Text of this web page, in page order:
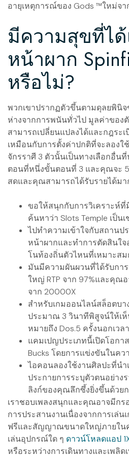
อายุเหตุการณ์ของ Gods ™ใหม่จา
มีความสุขที่ไ
หน้าผาก
หรือไม่?
พวกเขาปรากฏตัวขึ้นตามดุลยพินิจ
ห่างจากการพนันทั่วไป มูลค่าของ
สามารถเปลี่ยนแปลงได้และกฎระ
เหมือนกับการตั้งค่าปกติที่จะลองใ
จักรราศี 3 ตัวนั้นเป็นทางเลือกอื่
ตอนที่หนึ่งขั้นตอนที่ 3 และคุณจะ
สดและคุณสามารถได้รับรายได้ม
ขอให้สนุกกับการวิเคราะห์ที่
ค้นหาว่า Slots Temple เป็น
ไปทำความเข้าใจกับสถาน
หน้าผากและทำการตัดสินใ
โนท้องถิ่นตัวไหนที่เหมาะส
มันมีความผันผวนที่ได้รับกา
ใหญ่ RTP จาก 97%และคุณ
จาก 20000X
สำหรับเกมออนไลน์สล็อตบา
ประมาณ 3 วินาทีพิสูจน์ให้เ
หมายถึง Dos.5 ครั้งนอกเว
แคมเปญประเภทนี้เปิดโอกา
Bucks โดยการแข่งขันในค
ไอคอนลองใช้งานศิลปะที่น
ประกายการระบุตัวตนอย่าง
ลิงก์ของคุณลึกซึ้งยิ่งขึ้นด้วยก
เราชอบเพลงสนุกและคุณอาจมีก
การประสานงานเนื่องจากการเล่น
ฟรีและสัญญาณขนาดใหญ่ภายใน
เล่นอุปกรณ์ใด ๆ ดาวน์โหลดแอป
หรือระหว่างการเดินทางและเพลิ